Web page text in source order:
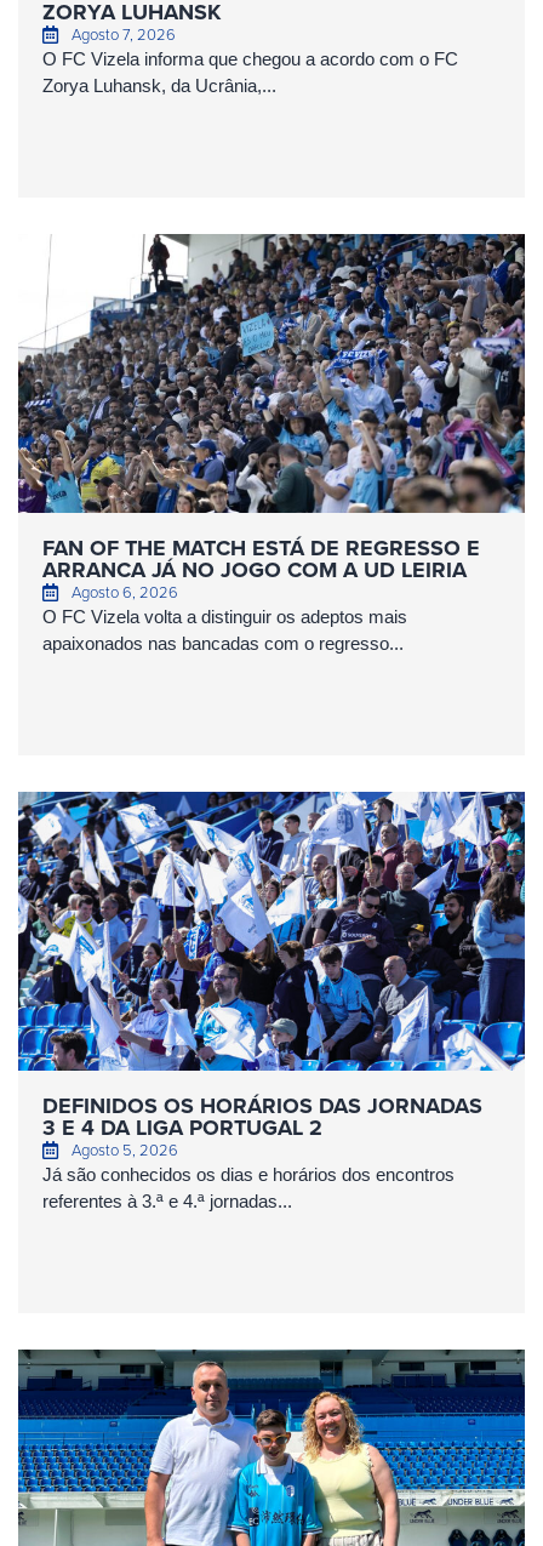
ZORYA LUHANSK
Agosto 7, 2026
O FC Vizela informa que chegou a acordo com o FC
Zorya Luhansk, da Ucrânia,...
FAN OF THE MATCH ESTÁ DE REGRESSO E
ARRANCA JÁ NO JOGO COM A UD LEIRIA
Agosto 6, 2026
O FC Vizela volta a distinguir os adeptos mais
apaixonados nas bancadas com o regresso...
DEFINIDOS OS HORÁRIOS DAS JORNADAS
3 E 4 DA LIGA PORTUGAL 2
Agosto 5, 2026
Já são conhecidos os dias e horários dos encontros
referentes à 3.ª e 4.ª jornadas...